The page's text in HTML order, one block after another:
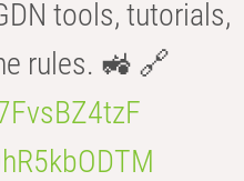
tools, tutorials,
rules. 🚜 🔗